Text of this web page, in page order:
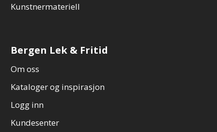
Kunstnermateriell
Bergen Lek & Fritid
Om oss
Kataloger og inspirasjon
Logg inn
Kundesenter